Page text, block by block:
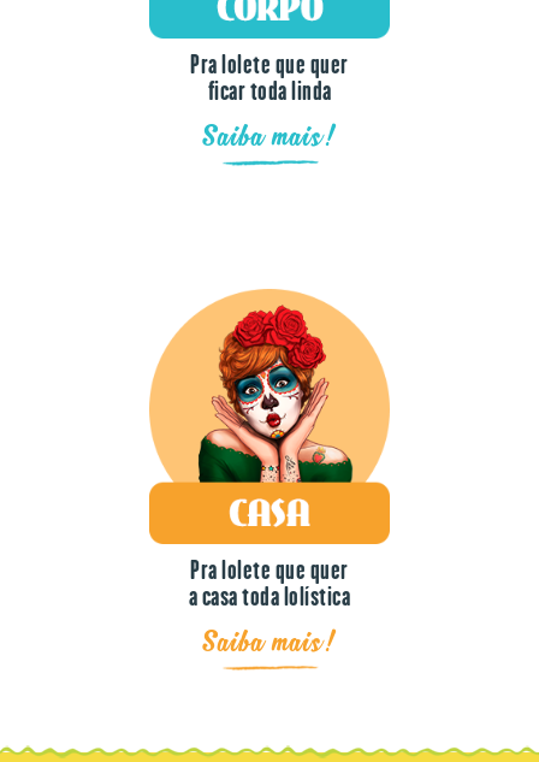
Pra lolete que quer
ficar toda linda
Saiba mais!
Pra lolete que quer
a casa toda lolística
Saiba mais!